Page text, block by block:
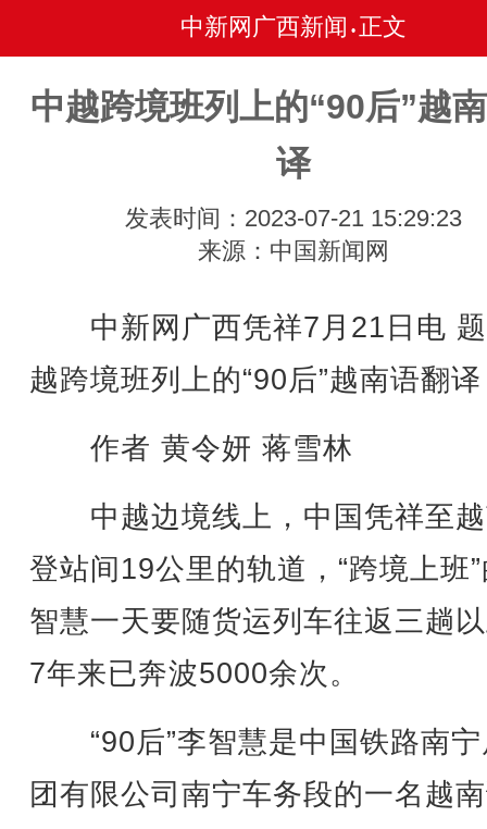
中新网广西新闻 • 正文
中越跨境班列上的“90后”越
译
发表时间：2023-07-21 15:29:23
来源：中国新闻网
中新网广西凭祥7月21日电
越跨境班列上的“90后”越南语翻译
作者 黄令妍 蒋雪林
中越边境线上，中国凭祥至
登站间19公里的轨道，“跨境上班
智慧一天要随货运列车往返三趟
7年来已奔波5000余次。
“90后”李智慧是中国铁路南宁
团有限公司南宁车务段的一名越